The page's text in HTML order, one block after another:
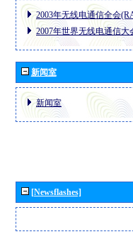
2003年无线电通信全会
2007年世界无线电通信大
新闻室
新闻室
[Newsflashes]